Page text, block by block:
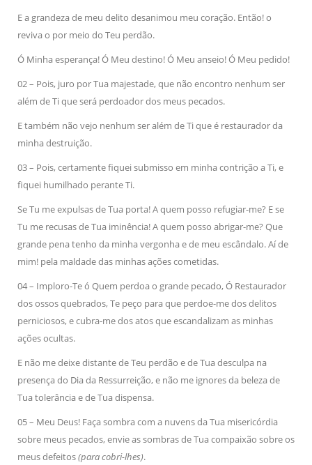
E a grandeza de meu delito desanimou meu coração. Então! o
reviva o por meio do Teu perdão.
Ó Minha esperança! Ó Meu destino! Ó Meu anseio! Ó Meu pedido!
02 – Pois, juro por Tua majestade, que não encontro nenhum ser
além de Ti que será perdoador dos meus pecados.
E também não vejo nenhum ser além de Ti que é restaurador da
minha destruição.
03 – Pois, certamente fiquei submisso em minha contrição a Ti, e
fiquei humilhado perante Ti.
Se Tu me expulsas de Tua porta! A quem posso refugiar-me? E se
Tu me recusas de Tua iminência! A quem posso abrigar-me? Que
grande pena tenho da minha vergonha e de meu escândalo. Aí de
mim! pela maldade das minhas ações cometidas.
04 – Imploro-Te ó Quem perdoa o grande pecado, Ó Restaurador
dos ossos quebrados, Te peço para que perdoe-me dos delitos
perniciosos, e cubra-me dos atos que escandalizam as minhas
ações ocultas.
E não me deixe distante de Teu perdão e de Tua desculpa na
presença do Dia da Ressurreição, e não me ignores da beleza de
Tua tolerância e de Tua dispensa.
05 – Meu Deus! Faça sombra com a nuvens da Tua misericórdia
sobre meus pecados, envie as sombras de Tua compaixão sobre os
meus defeitos(para cobri-lhes).